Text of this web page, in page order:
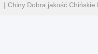
| Chiny Dobra jakość